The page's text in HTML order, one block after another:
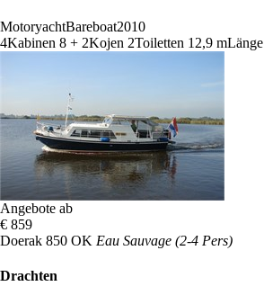
MotoryachtBareboat2010
4Kabinen 8 + 2Kojen 2Toiletten 12,9 mLänge
Angebote ab
€ 859
Doerak 850 OK Eau Sauvage (2-4 Pers)
Drachten